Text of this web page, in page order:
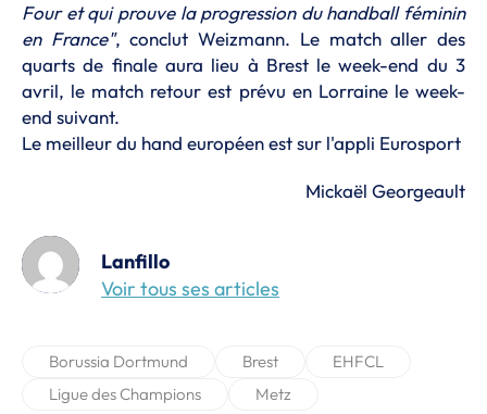
Four et qui prouve la progression du handball féminin
en France", conclut Weizmann. Le match aller des
quarts de finale aura lieu à Brest le week-end du 3
avril, le match retour est prévu en Lorraine le week-
end suivant.
Le meilleur du hand européen est sur l'appli Eurosport
Mickaël Georgeault
Lanfillo
Voir tous ses articles
Borussia Dortmund Brest
EHFCL
Ligue des Champions
Metz